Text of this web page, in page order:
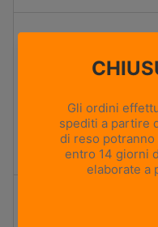
Flessibilità
2
Massima flessibilità
Ideale per il trekking
Offre una piattaforma
ed è progettata per il